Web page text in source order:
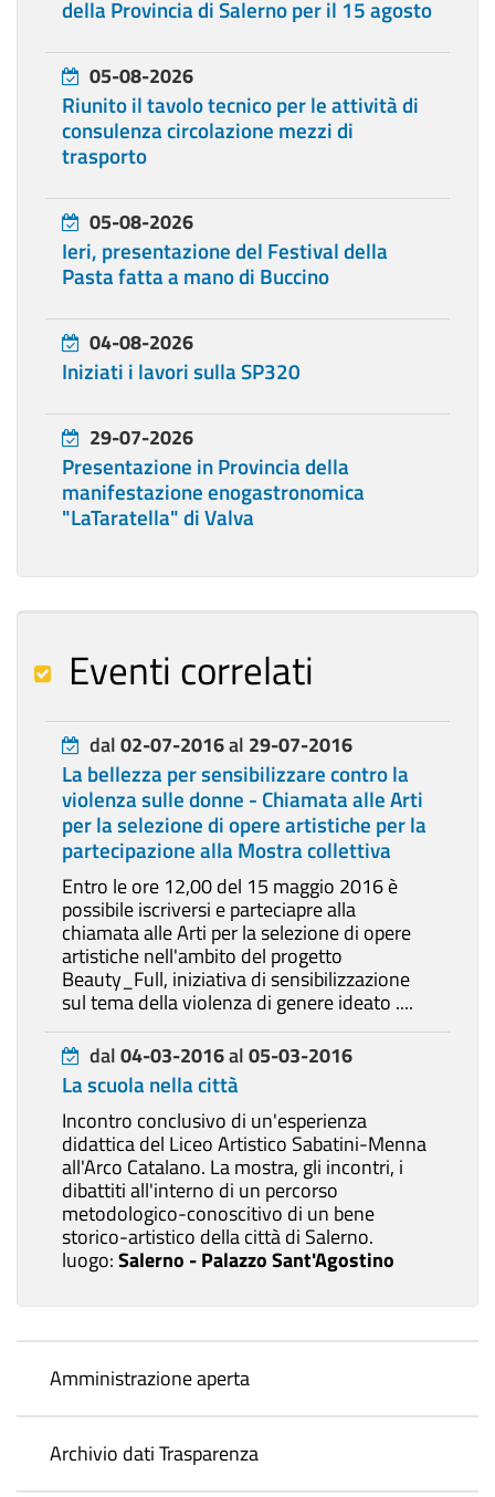
della Provincia di Salerno per il 15 agosto
05-08-2026
Riunito il tavolo tecnico per le attività di
consulenza circolazione mezzi di
trasporto
05-08-2026
Ieri, presentazione del Festival della
Pasta fatta a mano di Buccino
04-08-2026
Iniziati i lavori sulla SP320
29-07-2026
Presentazione in Provincia della
manifestazione enogastronomica
"LaTaratella" di Valva
Eventi correlati
dal02-07-2016al 29-07-2016
La bellezza per sensibilizzare contro la
violenza sulle donne - Chiamata alle Arti
per la selezione di opere artistiche per la
partecipazione alla Mostra collettiva
Entro le ore 12,00 del 15 maggio 2016 è
possibile iscriversi e parteciapre alla
chiamata alle Arti per la selezione di opere
artistiche nell'ambito del progetto
Beauty_Full, iniziativa di sensibilizzazione
sul tema della violenza di genere ideato ....
dal04-03-2016al05-03-2016
La scuola nella città
Incontro conclusivo di un'esperienza
didattica del Liceo Artistico Sabatini-Menna
all'Arco Catalano. La mostra, gli incontri, i
dibattiti all'interno di un percorso
metodologico-conoscitivo di un bene
storico-artistico della città di Salerno.
luogo:Salerno - Palazzo Sant'Agostino
Amministrazione aperta
Archivio dati Trasparenza